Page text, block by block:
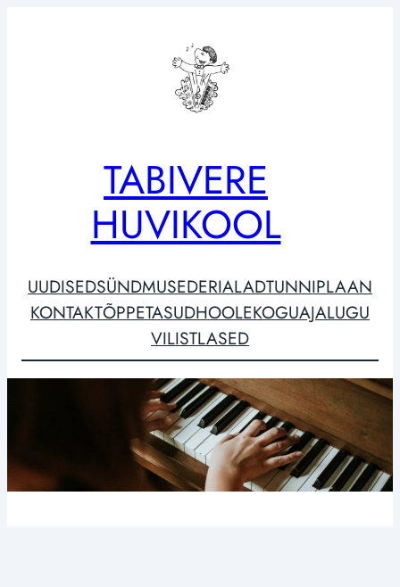
TABIVERE
HUVIKOOL
UUDISEDSÜNDMUSEDERIALADTUNNIPLAAN
KONTAKTÕPPETASUDHOOLEKOGUAJALUGU
VILISTLASED